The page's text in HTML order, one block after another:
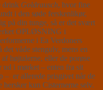
drink Goldrausch, hvor fine
i den søde ferskenlikør,
på din tunge, så er det svært
OPLØSNING i
i Ea Verdoners
våde stengulv, mens en
højtalerne, eller de porøse
ud i mørket – enten fra sit
– er allerede prisgivet når de
kun Cisternerne selv.